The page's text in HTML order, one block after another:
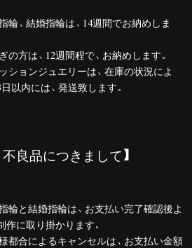
輪、結婚指輪は、14週間でお納めしま
の方は、12週間程で、お納めします。
ションジュエリーは、在庫の状況によ
日以内には、発送致します。
良品につきまして】
輪と結婚指輪は、お支払い完了確認後よ
作に取り掛かります。
都合によるキャンセルは、お支払い金額